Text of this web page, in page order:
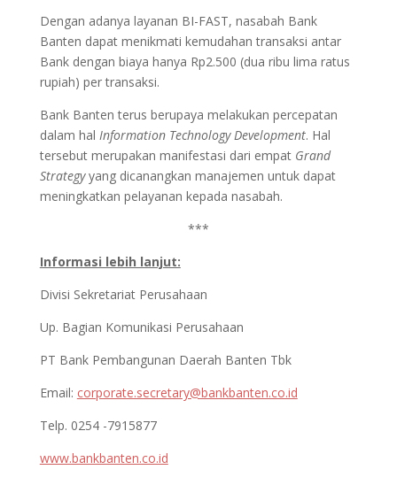
Dengan adanya layanan BI-FAST, nasabah Bank
Banten dapat menikmati kemudahan transaksi antar
Bank dengan biaya hanya Rp2.500 (dua ribu lima ratus
rupiah) per transaksi.
Bank Banten terus berupaya melakukan percepatan
dalam hal Information Technology Development. Hal
tersebut merupakan manifestasi dari empat Grand
Strategyyang dicanangkan manajemen untuk dapat
meningkatkan pelayanan kepada nasabah.
***
Informasi lebih lanjut:
Divisi Sekretariat Perusahaan
Up. Bagian Komunikasi Perusahaan
PT Bank Pembangunan Daerah Banten Tbk
Email: corporate.secretary@bankbanten.co.id
Telp. 0254 -7915877
www.bankbanten.co.id